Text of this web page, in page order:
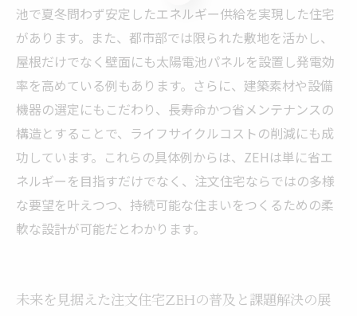
池で夏冬問わず安定したエネルギー供給を実現した住宅
があります。また、都市部では限られた敷地を活かし、
屋根だけでなく壁面にも太陽電池パネルを設置し発電効
率を高めている例もあります。さらに、建築素材や設備
機器の選定にもこだわり、長寿命かつ省メンテナンスの
構造とすることで、ライフサイクルコストの削減にも成
功しています。これらの具体例からは、ZEHは単に省エ
ネルギーを目指すだけでなく、注文住宅ならではの多様
な要望を叶えつつ、持続可能な住まいをつくるための柔
軟な設計が可能だとわかります。
未来を見据えた注文住宅ZEHの普及と課題解決の展